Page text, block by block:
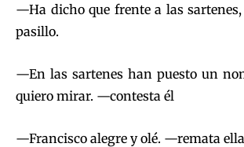
—Ha dicho que frente a las
pasillo.
—En las sartenes han puesto un
quiero mirar. —contesta él
—Francisco alegre y olé. —remata ella